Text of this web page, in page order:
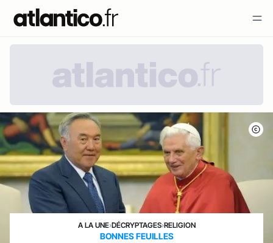
A LA UNE›DÉCRYPTAGES›RELIGION
BONNES FEUILLES